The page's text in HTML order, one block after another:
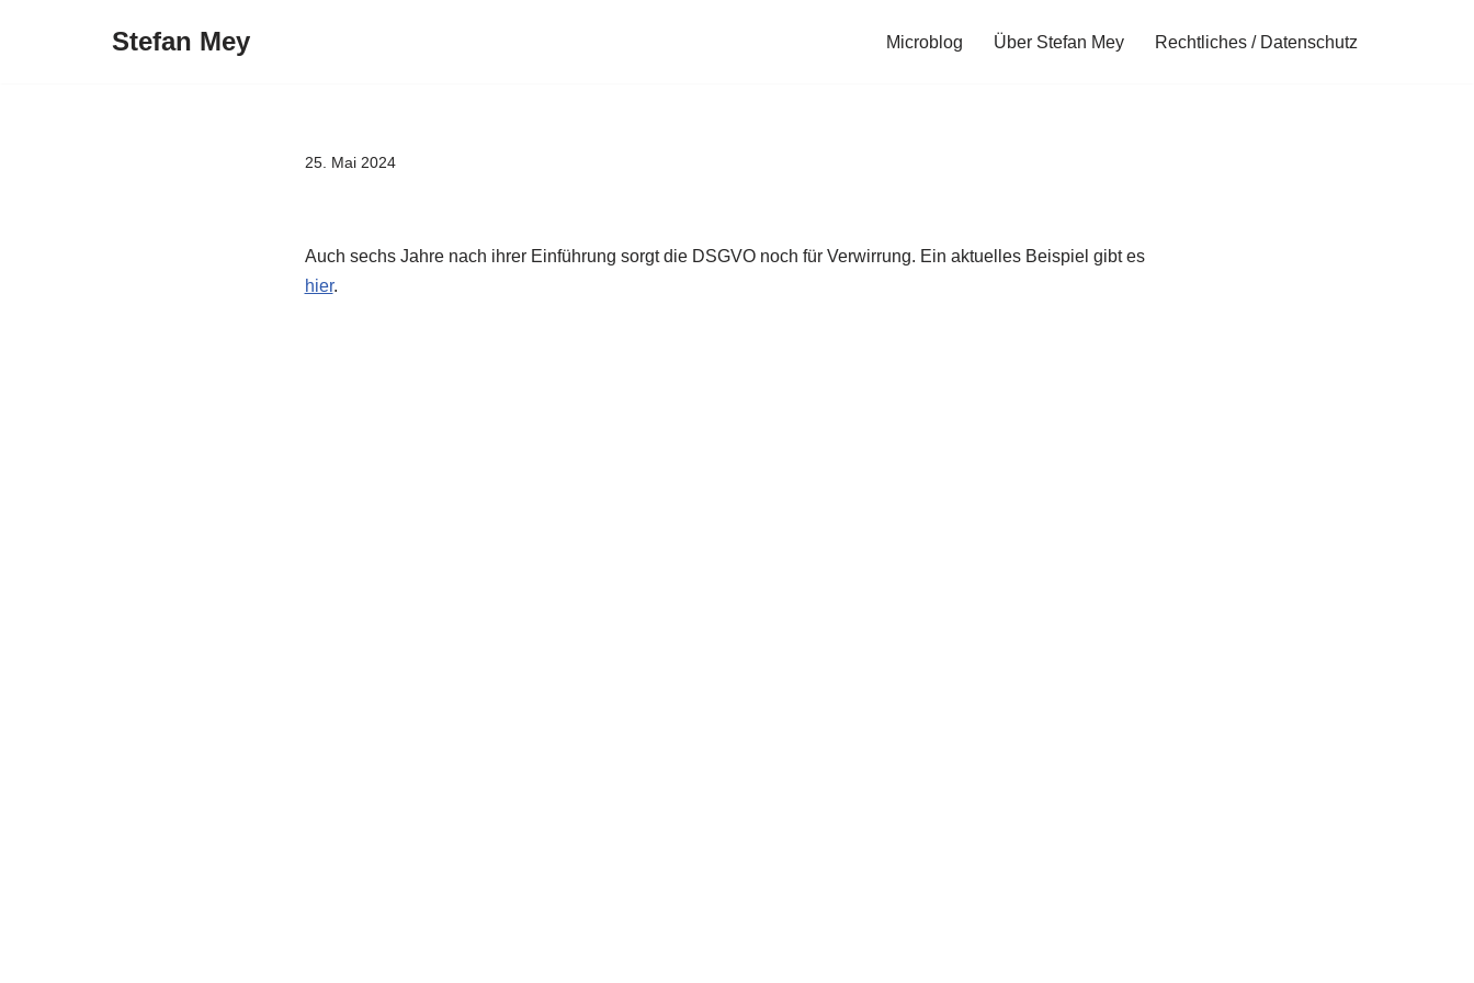
Stefan Mey Microblog Über Stefan Mey Rechtliches / Datenschutz
25. Mai 2024
Auch sechs Jahre nach ihrer Einführung sorgt die DSGVO noch für Verwirrung. Ein aktuelles Beispiel gibt es
hier.